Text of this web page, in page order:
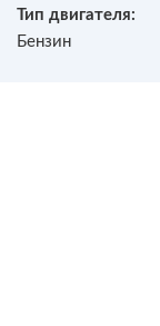
Тип двигателя:
Бензин